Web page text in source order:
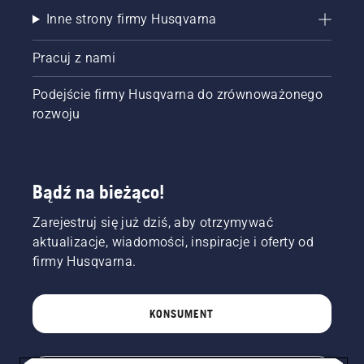
Inne strony firmy Husqvarna
Pracuj z nami
Podejście firmy Husqvarna do zrównoważonego
rozwoju
Bądź na bieżąco!
Zarejestruj się już dziś, aby otrzymywać
aktualizacje, wiadomości, inspiracje i oferty od
firmy Husqvarna.
KONSUMENT